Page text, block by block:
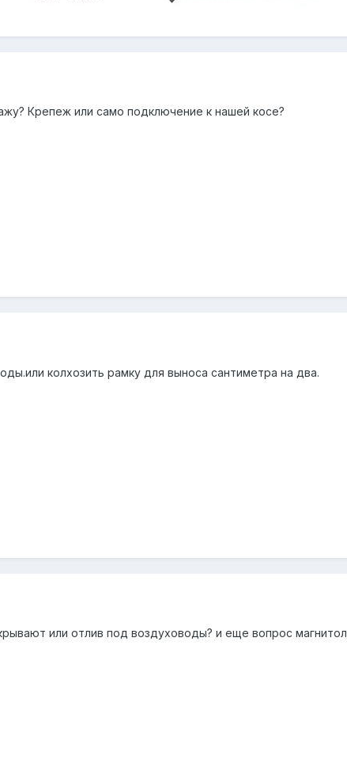
Крепеж или само подключение к нашей косе?
колхозить рамку для выноса сантиметра на два.
или отлив под воздуховоды? и еще вопрос